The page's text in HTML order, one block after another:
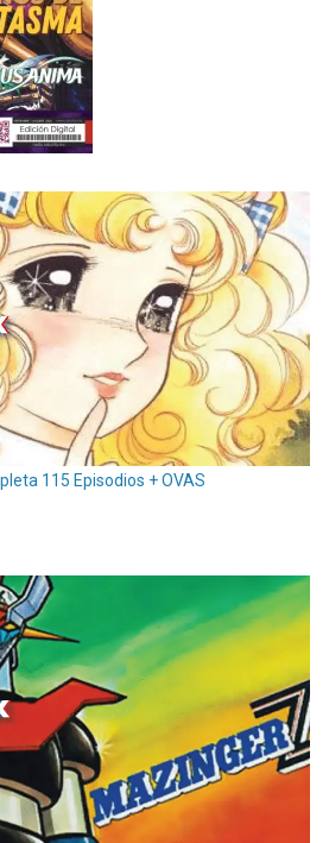
115 Episodios + OVAS